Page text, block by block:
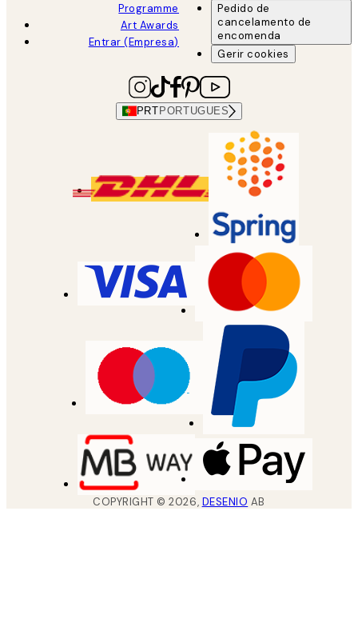
Programme
Art Awards
Entrar (Empresa)
Pedido de
cancelamento de
encomenda
Gerir cookies
PRT PORTUGUES
COPYRIGHT ©2026, DESENIO AB